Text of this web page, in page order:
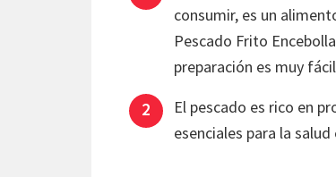
consumir, es un
Pescado Frito
preparación es muy
El pescado es rico en
esenciales para la